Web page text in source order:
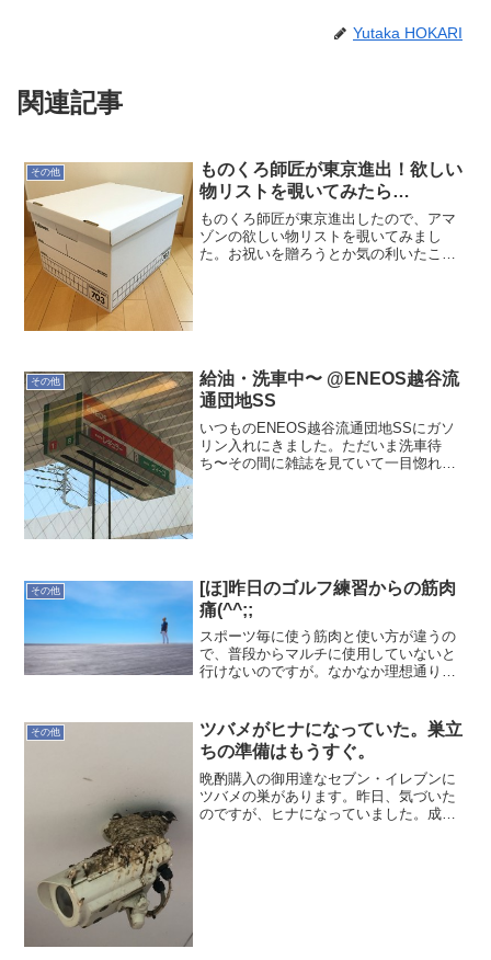
Yutaka HOKARI
関連記事
その他
ものくろ師匠が東京進出！欲しい
物リストを覗いてみたら…
ものくろ師匠が東京進出したので、アマ
ゾンの欲しい物リストを覗いてみまし
た。お祝いを贈ろうとか気の利いたこと
その他
給油・洗車中〜 @ENEOS越谷流
通団地SS
いつものENEOS越谷流通団地SSにガソ
リン入れにきました。ただいま洗車待
ち〜その間に雑誌を見ていて一目惚れ値
その他
[ほ]昨日のゴルフ練習からの筋肉
痛(^^;;
スポーツ毎に使う筋肉と使い方が違うの
で、普段からマルチに使用していないと
行けないのですが。なかなか理想通りに
ェーを意識した筋肉痛であるからOK!--ほ
かりゆたか
その他
ツバメがヒナになっていた。巣立
ちの準備はもうすぐ。
晩酌購入の御用達なセブン・イレブンに
ツバメの巣があります。昨日、気づいた
のですが、ヒナになっていました。成長